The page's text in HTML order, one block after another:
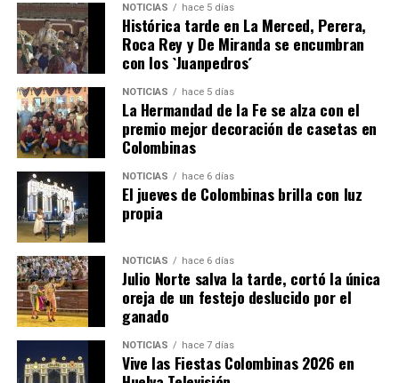
QUINTA CORRIDA DE LAS FIESTAS COLOMBINAS
2026
hace 3 días· Huelvatv
NOTICIAS hace 5 días
Histórica tarde en La Merced, Perera,
Roca Rey y De Miranda se encumbran
con los `Juanpedros´
NOTICIAS hace 5 días
La Hermandad de la Fe se alza con el
premio mejor decoración de casetas en
Colombinas
NOTICIAS hace 6 días
El jueves de Colombinas brilla con luz
propia
NOTICIAS hace 6 días
Julio Norte salva la tarde, cortó la única
oreja de un festejo deslucido por el
ganado
NOTICIAS hace 7 días
Vive las Fiestas Colombinas 2026 en